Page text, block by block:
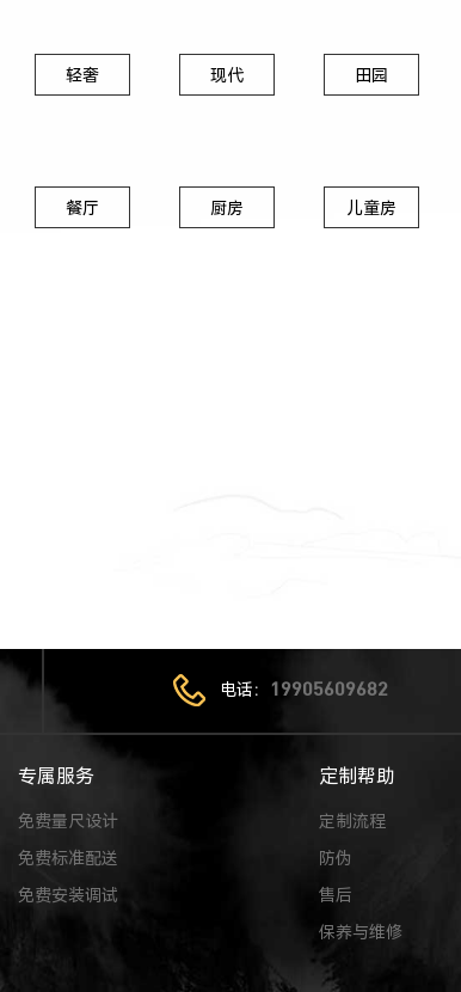
轻奢 现代 田园
餐厅 厨房 儿童房
电话： 19905609682
专属服务
免费量尺设计
免费标准配送
免费安装调试
定制帮助
定制流程
防伪
售后
保养与维修